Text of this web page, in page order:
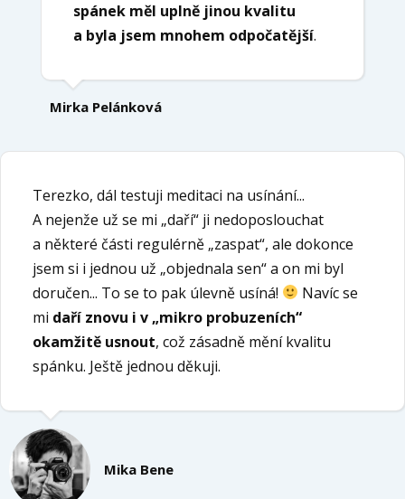
spánek měl uplně jinou kvalitu
a byla jsem mnohem odpočatější.
Mirka Pelánková
Terezko, dál testuji meditaci na usínání...
A nejenže už se mi „daří“ ji nedoposlouchat
a některé části regulérně „zaspat“, ale dokonce
jsem si i jednou už „objednala sen“ a on mi byl
doručen... To se to pak úlevně usíná!
Navíc se
mi daří znovu i v „mikro probuzeních“
okamžitě usnout, což zásadně mění kvalitu
spánku. Ještě jednou děkuji.
Mika Bene